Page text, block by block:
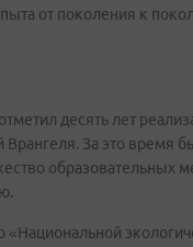
от поколения к
десять лет
Врангеля. За это время